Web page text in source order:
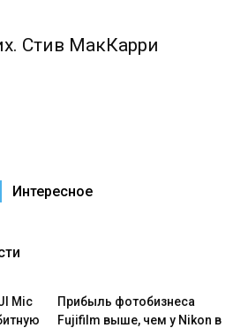
Стив МакКарри
Интересное
Mic
Прибыль фотобизнеса
Fujifilm выше, чем у Nikon в